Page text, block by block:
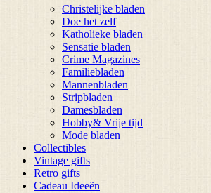
Christelijke bladen
Doe het zelf
Katholieke bladen
Sensatie bladen
Crime Magazines
Familiebladen
Mannenbladen
Stripbladen
Damesbladen
Hobby& Vrije tijd
Mode bladen
Collectibles
Vintage gifts
Retro gifts
Cadeau Ideeën